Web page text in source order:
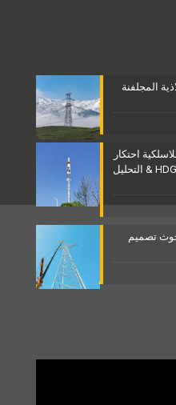
المجلفنة
احتكار
| 25م المواصفات الفنية للصلب HDG & التحليل
تصميم